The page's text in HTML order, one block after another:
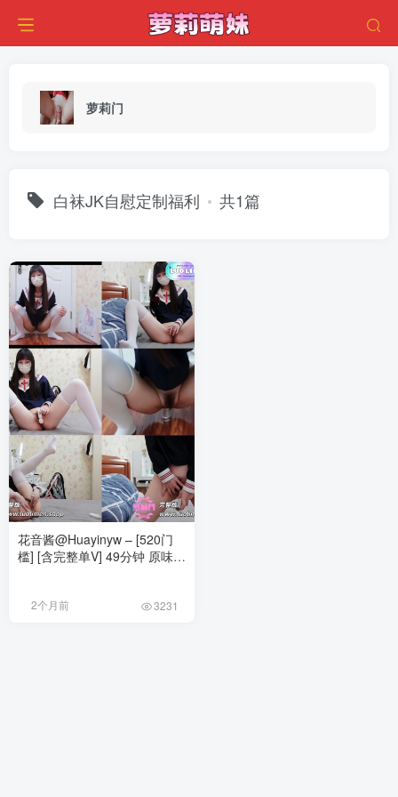
萝莉门
白袜JK自慰定制福利 共1篇
花音酱@Huayinyw – [520门
槛] [含完整单V] 49分钟 原味萝
2个月前 3231